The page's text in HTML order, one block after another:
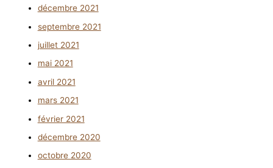
décembre 2021
septembre 2021
juillet 2021
mai 2021
avril 2021
mars 2021
février 2021
décembre 2020
octobre 2020